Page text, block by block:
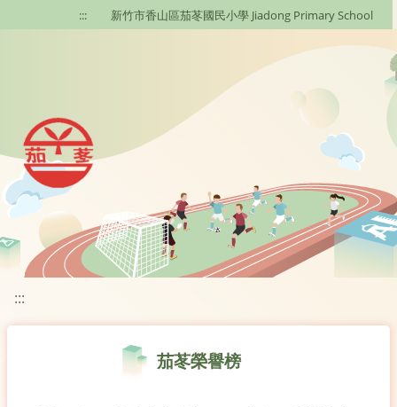
移至網頁之主要內容區位置
::: 新竹市香山區茄苳國民小學 Jiadong Primary School
:::
茄苳榮譽榜